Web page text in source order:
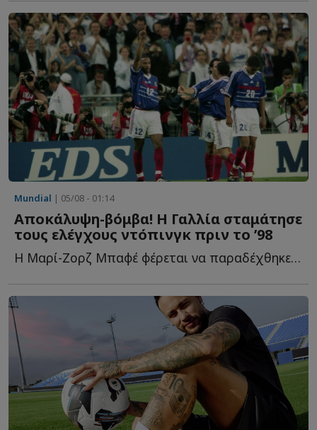
Mundial | 05/08 - 01:14
Αποκάλυψη-βόμβα! Η Γαλλία σταμάτησε
τους ελέγχους ντόπινγκ πριν το ’98
Η Μαρί-Ζορζ Μπαφέ φέρεται να παραδέχθηκε ότι οι έλεγχοι σ...